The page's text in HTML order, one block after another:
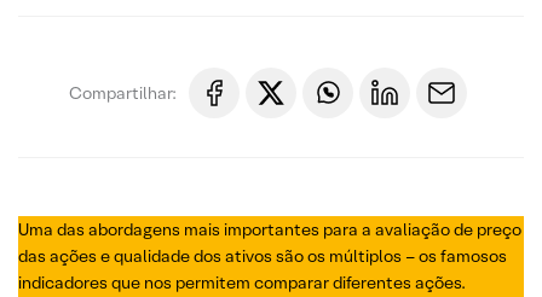
Compartilhar:
Uma das abordagens mais importantes para a avaliação de preço
das ações e qualidade dos ativos são os múltiplos – os famosos
indicadores que nos permitem comparar diferentes ações.